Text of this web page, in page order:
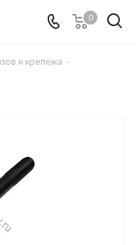
0
и крепежа -